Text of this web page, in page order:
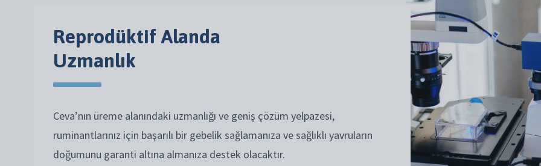
Reprodüktif Alanda
Uzmanlık
Ceva’nın üreme alanındaki uzmanlığı ve geniş çözüm yelpazesi,
ruminantlarınız için başarılı bir gebelik sağlamanıza ve sağlıklı yavruların
doğumunu garanti altına almanıza destek olacaktır.